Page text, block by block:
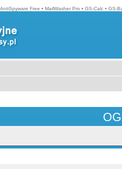
Free • MailWasher Pro • GS-Calc • GS-